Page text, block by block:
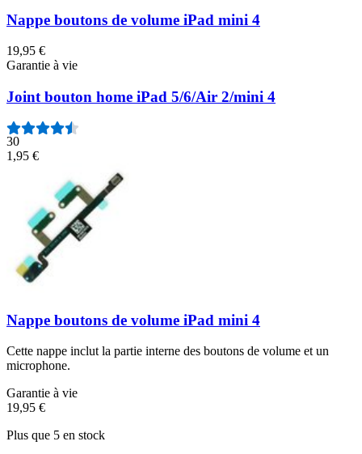
Nappe boutons de volume iPad mini 4
19,95 €
Garantie à vie
Joint bouton home iPad 5/6/Air 2/mini 4
30
1,95 €
Nappe boutons de volume iPad mini 4
Cette nappe inclut la partie interne des boutons de volume et un
microphone.
Garantie à vie
19,95 €
Plus que 5 en stock